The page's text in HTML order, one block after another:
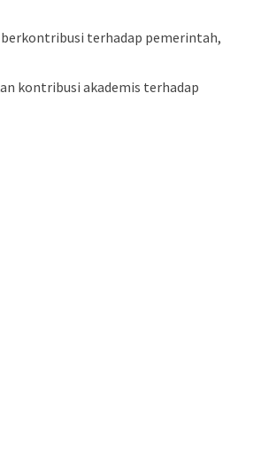
terhadap pemerintah,
kontribusi akademis terhadap